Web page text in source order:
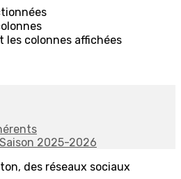
les colonnes affichées
2025-2026
des réseaux sociaux